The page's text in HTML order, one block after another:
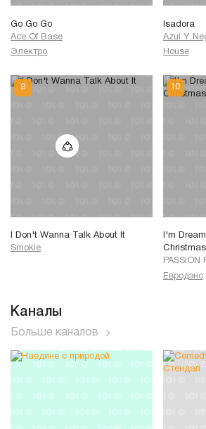
Go Go Go
Ace Of Base
Электро
Isadora
Azul Y
House
I Don't Wanna Talk About It
Smokie
I'm
Christmas
PASSION
Евродэнс
Каналы
Больше каналов